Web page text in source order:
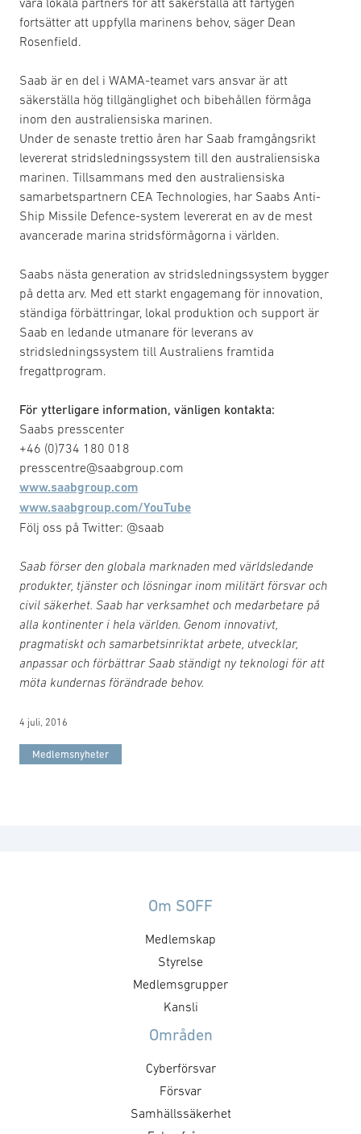
fortsätter att uppfylla marinens behov, säger Dean
Rosenfield.
Saab är en del i WAMA-teamet vars ansvar är att
säkerställa hög tillgänglighet och bibehållen förmåga
inom den australiensiska marinen.
Under de senaste trettio åren har Saab framgångsrikt
levererat stridsledningssystem till den australiensiska
marinen. Tillsammans med den australiensiska
samarbetspartnern CEA Technologies, har Saabs Anti-
Ship Missile Defence-system levererat en av de mest
avancerade marina stridsförmågorna i världen.
Saabs nästa generation av stridsledningssystem bygger
på detta arv. Med ett starkt engagemang för innovation,
ständiga förbättringar, lokal produktion och support är
Saab en ledande utmanare för leverans av
stridsledningssystem till Australiens framtida
fregattprogram.
För ytterligare information, vänligen kontakta:
Saabs presscenter
+46 (0)734 180 018
presscentre@saabgroup.com
www.saabgroup.com
www.saabgroup.com/YouTube
Följ oss på Twitter: @saab
Saab förser den globala marknaden med världsledande
produkter, tjänster och lösningar inom militärt försvar och
civil säkerhet. Saab har verksamhet och medarbetare på
alla kontinenter i hela världen. Genom innovativt,
pragmatiskt och samarbetsinriktat arbete, utvecklar,
anpassar och förbättrar Saab ständigt ny teknologi för att
möta kundernas förändrade behov.
4 juli, 2016
Medlemsnyheter
Om SOFF
Medlemskap
Styrelse
Medlemsgrupper
Kansli
Områden
Cyberförsvar
Försvar
Samhällssäkerhet